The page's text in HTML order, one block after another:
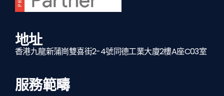
地址
香港九龍新蒲崗雙喜街2-4號同德工業大廈2樓A座C03室
服務範疇